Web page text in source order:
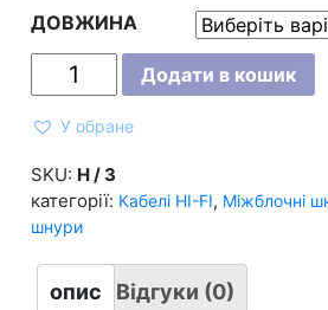
ДОВЖИНА
ATLAS
SUPERIOR
(1
RCA-
1
RCA)
кількість
Додати в кошик
У обране
SKU: Н / З
категорії: Кабелі HI-FI, Міжблочні
шнури
опис Відгуки (0)